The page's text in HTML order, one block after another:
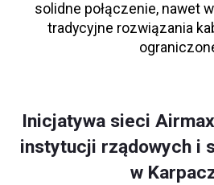
solidne połączenie, nawet
tradycyjne rozwiązania
Inicjatywa sieci
instytucji rządowych i
w